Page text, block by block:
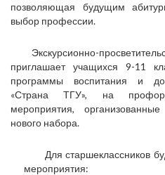
позволяющая будущим
выбор профессии.
Экскурсионно-
приглашает учащихся 9-11
программы воспитания и
«Страна ТГУ», на
мероприятия,
нового набора.
Для старшеклассников
мероприятия: